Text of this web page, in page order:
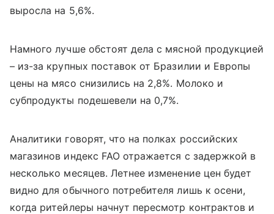
выросла на 5,6%.
Намного лучше обстоят дела с мясной продукцией
– из-за крупных поставок от Бразилии и Европы
цены на мясо снизились на 2,8%. Молоко и
субпродукты подешевели на 0,7%.
Аналитики говорят, что на полках российских
магазинов индекс FAO отражается с задержкой в
несколько месяцев. Летнее изменение цен будет
видно для обычного потребителя лишь к осени,
когда ритейлеры начнут пересмотр контрактов и